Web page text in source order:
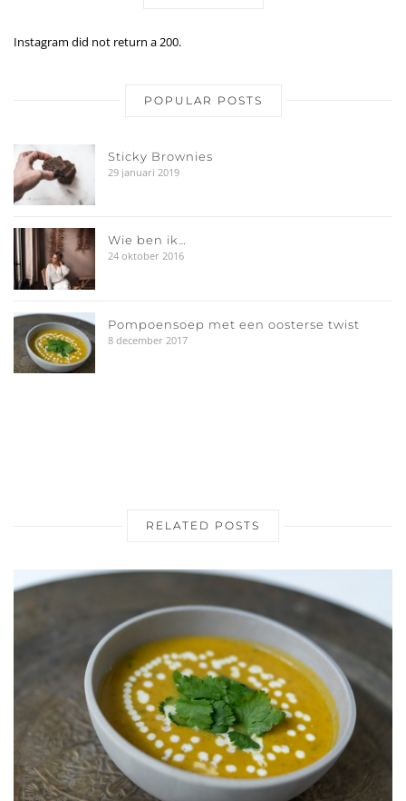
Instagram did not return a 200.
POPULAR POSTS
Sticky Brownies
29 januari 2019
Wie ben ik…
24 oktober 2016
Pompoensoep met een oosterse twist
8 december 2017
RELATED POSTS